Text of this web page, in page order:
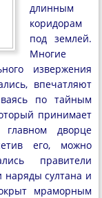
длинным
коридорам
под землей.
Многие
извержения
впечатляют
по тайным
принимает
дворце
его, можно
правители
наряды султана и
мраморным